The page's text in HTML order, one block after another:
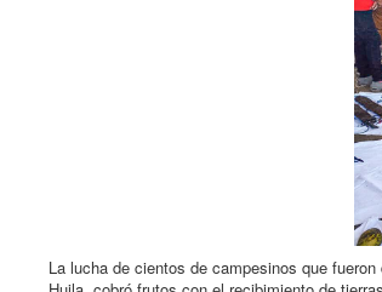
La lucha de cientos de campesinos que